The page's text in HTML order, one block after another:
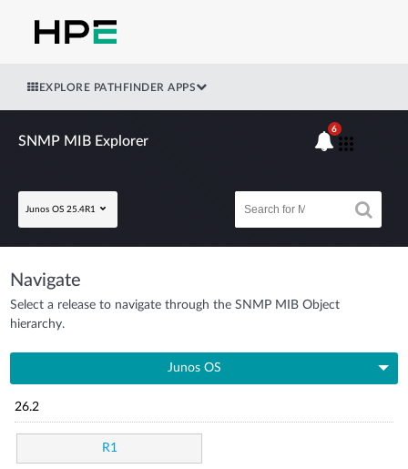
EXPLORE PATHFINDER APPS
SNMP MIB Explorer
Junos OS 25.4R1
6
Navigate
Select a release to navigate through the SNMP MIB Object
hierarchy.
Junos OS
26.2
R1